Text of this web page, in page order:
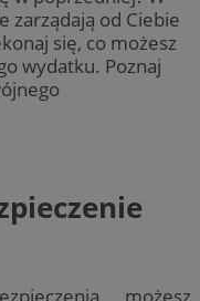
zarządają od Ciebie
się, co możesz
wydatku. Poznaj
możesz